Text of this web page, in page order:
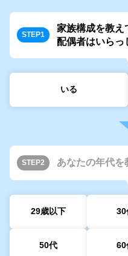
STEP1
家族構成を教え
配偶者はいらっ
いる
STEP2 あなたの年代を
29歳以下 30
50代 60